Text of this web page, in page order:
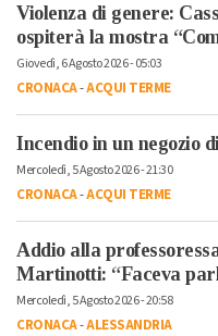
Violenza di genere:
ospiterà la mostra
Giovedì, 6 Agosto 2026 - 05:03
CRONACA-ACQUI TERME
Incendio in un negozio
Mercoledì, 5 Agosto 2026 - 21:30
CRONACA-ACQUI TERME
Addio alla
Martinotti: “Faceva
Mercoledì, 5 Agosto 2026 - 20:58
CRONACA-ALESSANDRIA